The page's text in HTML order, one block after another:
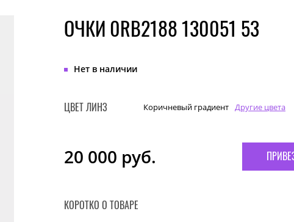
ОЧКИ 0RB2188 130051 53
Нет в наличии
ЦВЕТ ЛИНЗ Коричневый градиент Другие цвета
20 000 руб.
КОРОТКО О ТОВАРЕ